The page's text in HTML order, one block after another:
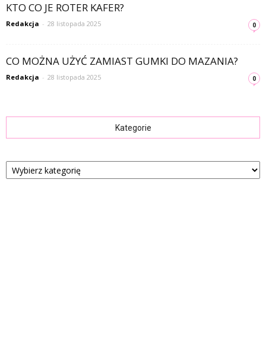
KTO CO JE ROTER KAFER?
Redakcja - 28 listopada 2025 0
CO MOŻNA UŻYĆ ZAMIAST GUMKI DO MAZANIA?
Redakcja - 28 listopada 2025 0
Kategorie
Kategorie